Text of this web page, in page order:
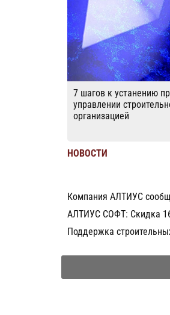
7 шагов к устанению
управлении
организацией
НОВОСТИ
Компания АЛТИУС
АЛТИУС СОФТ: Скидка
Поддержка